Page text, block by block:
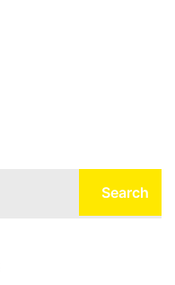
Search